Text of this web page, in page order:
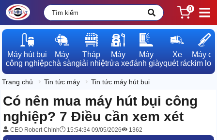
0
Máy hút bụi
công nghiệp
Máy
chà sàn
Tháp
giải nhiệt
Máy
rửa xe
Máy
đánh giày
Xe
quét rác
Máy dò
kim loại
Trang chủ Tin tức máy Tin tức máy hút bụi
Có nên mua máy hút bụi công
nghiệp? 7 Điều cần xem xét
CEO Robert Chinh 15:54:34 09/05/2026 1362